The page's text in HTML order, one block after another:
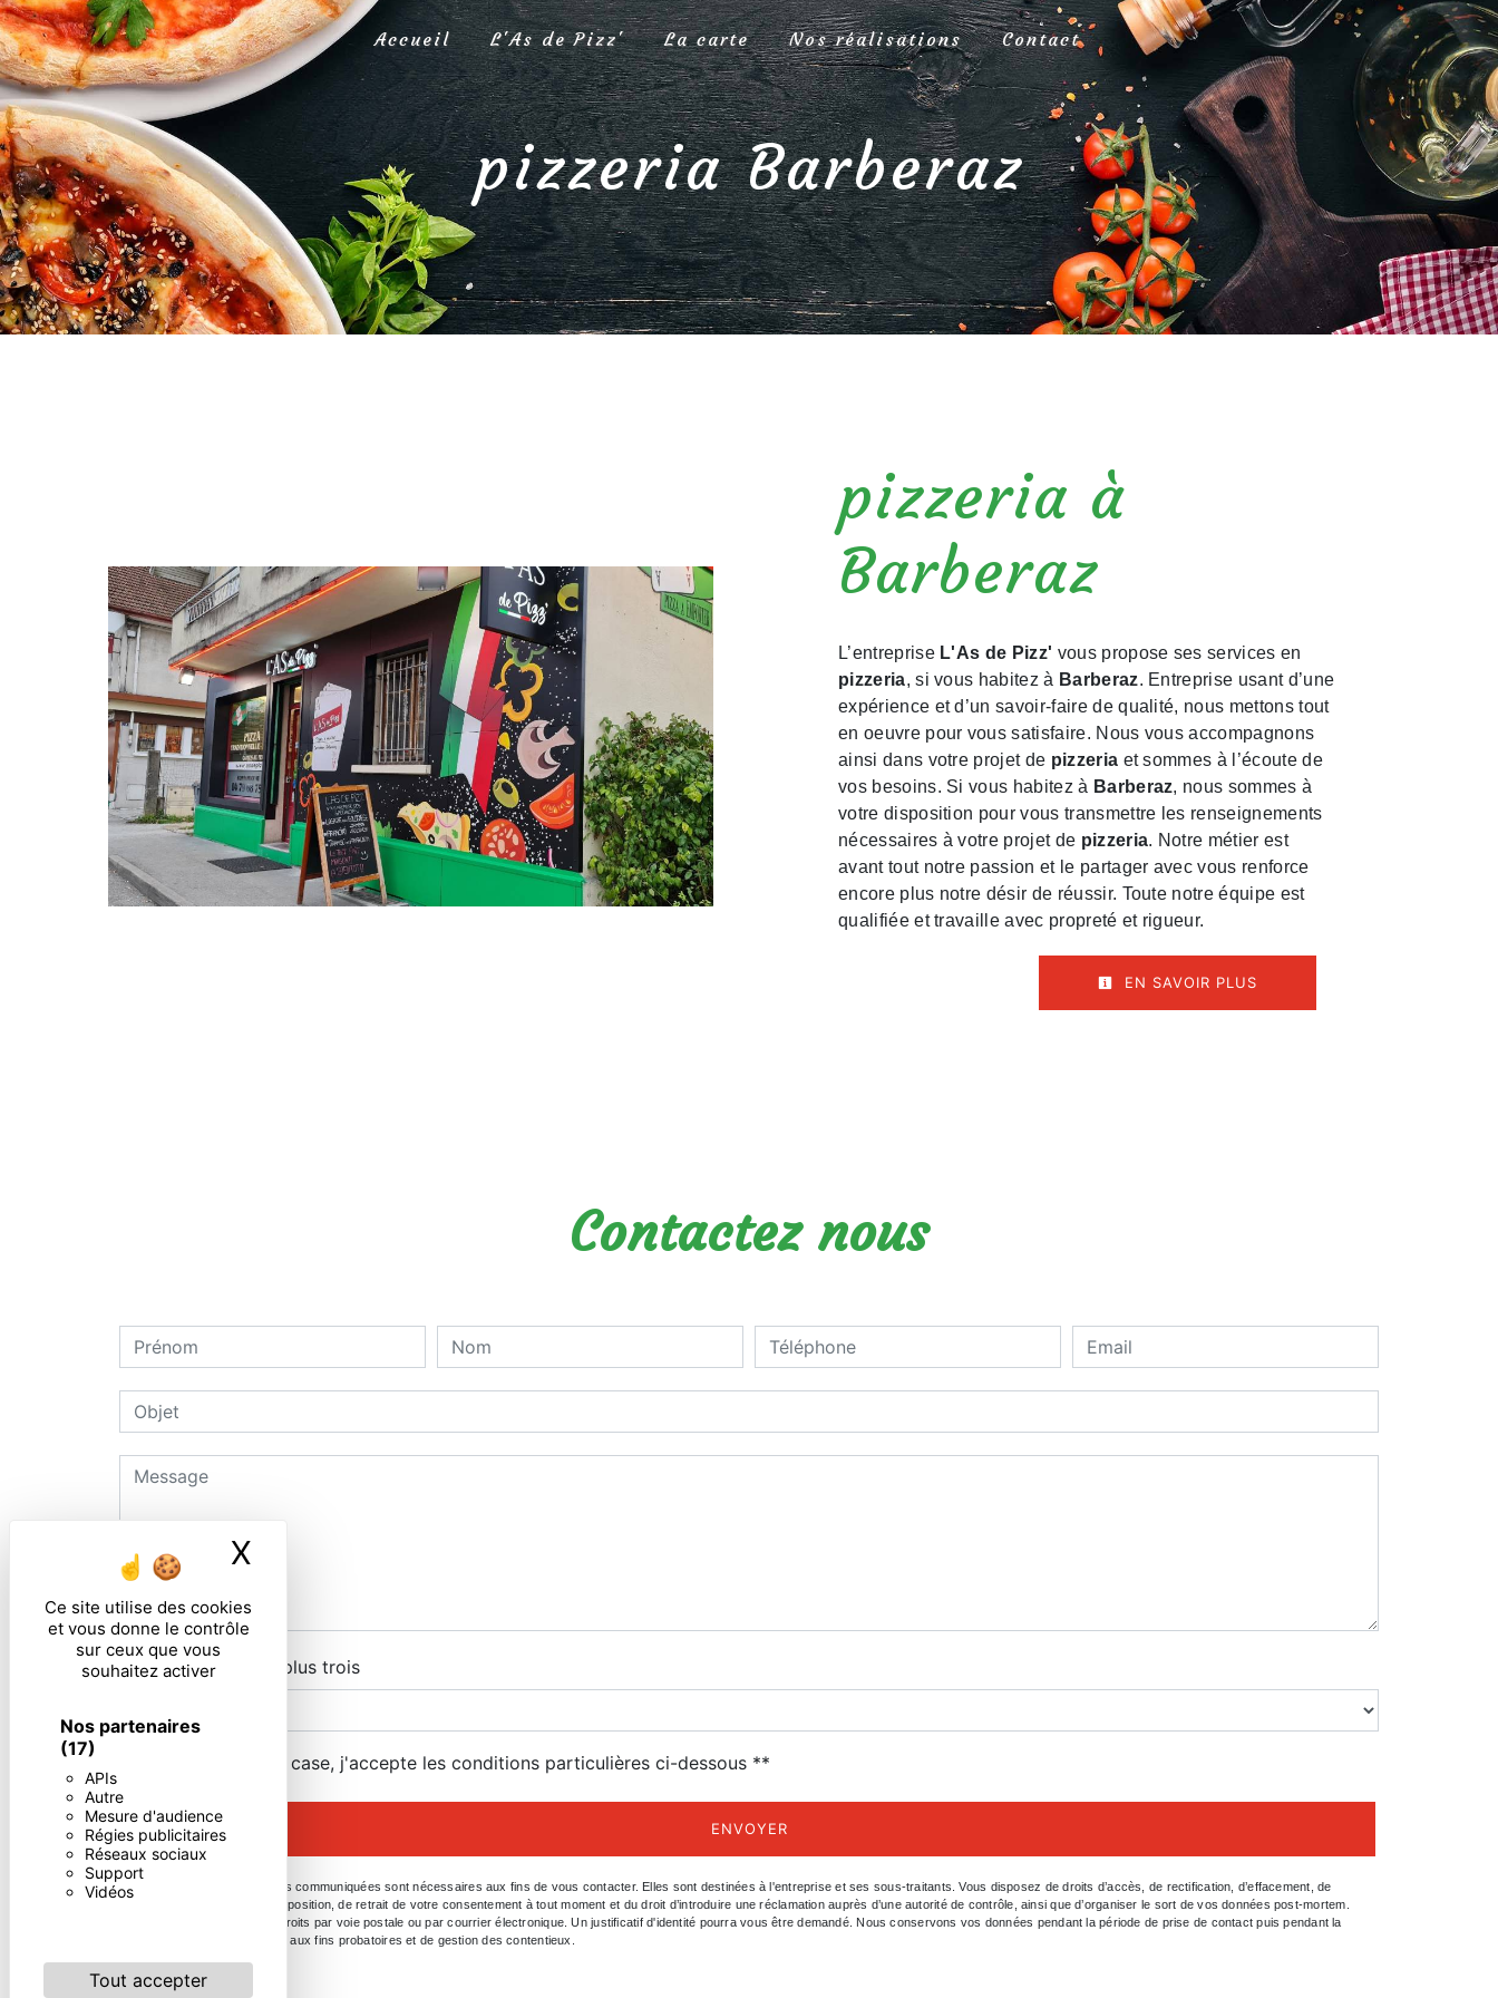
Panneau de gestion des cookies
Ce site utilise des cookies
et vous donne le contrôle
sur ceux que vous
souhaitez activer
Nos partenaires
(17)
APIs
Autre
Mesure d'audience
Régies publicitaires
Réseaux sociaux
Support
Vidéos
Tout accepter
X
Accueil L'As de Pizz' La carte Nos réalisations Contact
pizzeria Barberaz
pizzeria à
Barberaz
L’entreprise L'As de Pizz' vous propose ses services en
pizzeria, si vous habitez à Barberaz. Entreprise usant d’une
expérience et d’un savoir-faire de qualité, nous mettons tout
en oeuvre pour vous satisfaire. Nous vous accompagnons
ainsi dans votre projet de pizzeria et sommes à l’écoute de
vos besoins. Si vous habitez à Barberaz, nous sommes à
votre disposition pour vous transmettre les renseignements
nécessaires à votre projet de pizzeria. Notre métier est
avant tout notre passion et le partager avec vous renforce
encore plus notre désir de réussir. Toute notre équipe est
qualifiée et travaille avec propreté et rigueur.
EN SAVOIR PLUS
Contactez nous
Combien font cinq plus trois
En cochant cette case, j'accepte les conditions particulières ci-dessous **
ENVOYER
** Les données personnelles communiquées sont nécessaires aux fins de vous contacter. Elles sont destinées à l'entreprise et ses sous-traitants. Vous disposez de droits d’accès, de rectification, d’effacement, de
portabilité, de limitation, d’opposition, de retrait de votre consentement à tout moment et du droit d’introduire une réclamation auprès d’une autorité de contrôle, ainsi que d’organiser le sort de vos données post-mortem.
Vous pouvez exercer ces droits par voie postale ou par courrier électronique. Un justificatif d'identité pourra vous être demandé. Nous conservons vos données pendant la période de prise de contact puis pendant la
durée de prescription légale aux fins probatoires et de gestion des contentieux.